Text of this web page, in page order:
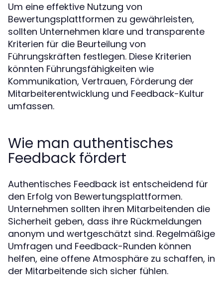
Um eine effektive Nutzung von
Bewertungsplattformen zu gewährleisten,
sollten Unternehmen klare und transparente
Kriterien für die Beurteilung von
Führungskräften festlegen. Diese Kriterien
könnten Führungsfähigkeiten wie
Kommunikation, Vertrauen, Förderung der
Mitarbeiterentwicklung und Feedback-Kultur
umfassen.
Wie man authentisches
Feedback fördert
Authentisches Feedback ist entscheidend für
den Erfolg von Bewertungsplattformen.
Unternehmen sollten ihren Mitarbeitenden die
Sicherheit geben, dass ihre Rückmeldungen
anonym und wertgeschätzt sind. Regelmäßige
Umfragen und Feedback-Runden können
helfen, eine offene Atmosphäre zu schaffen, in
der Mitarbeitende sich sicher fühlen.